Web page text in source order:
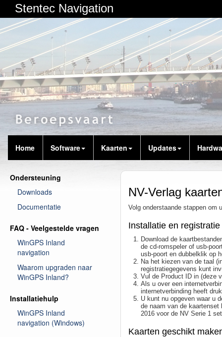
Stentec Navigation
Home Software Kaarten Updates
NV-Verlag
Volg onderstaande stappen om
Installatie en
Download de
de cd-romspeler of usb-
usb-poort en dubbelklik op
Na het kiezen van de taal
registratiegegevens kunt
Vul de Product ID in (deze
Als u over een
internetverbinding heeft
U kunt nu opgeven waar u
de naam van de
2016 voor de NV Serie 1
Kaarten geschikt
Ondersteuning
Downloads
Documentatie
FAQ - Veelgestelde vragen
WinGPS Inland
navigation
Waarom upgraden naar
WinGPS Inland?
Installatiehulp
WinGPS Inland
navigation (Windows)